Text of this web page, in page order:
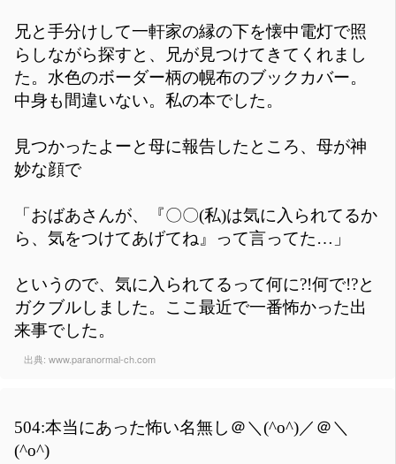
兄と手分けして一軒家の縁の下を懐中電灯で照
らしながら探すと、兄が見つけてきてくれまし
た。水色のボーダー柄の幌布のブックカバー。
中身も間違いない。私の本でした。
見つかったよーと母に報告したところ、母が神
妙な顔で
「おばあさんが、『〇〇(私)は気に入られてるか
ら、気をつけてあげてね』って言ってた…」
というので、気に入られてるって何に?!何で!?と
ガクブルしました。ここ最近で一番怖かった出
来事でした。
出典: www.paranormal-ch.com
504:本当にあった怖い名無し＠＼(^o^)／＠＼
(^o^)